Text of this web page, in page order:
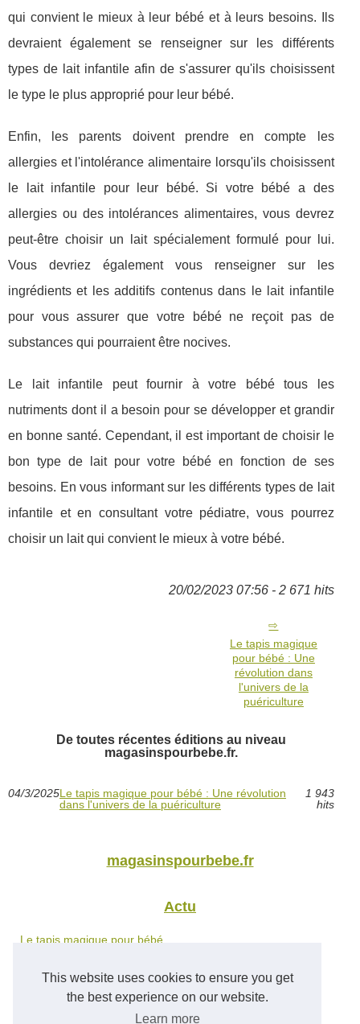
This website uses cookies to ensure you get
the best experience on our website.
Learn more
qui convient le mieux à leur bébé et à leurs besoins. Ils
devraient également se renseigner sur les différents
types de lait infantile afin de s'assurer qu'ils choisissent
le type le plus approprié pour leur bébé.
Enfin, les parents doivent prendre en compte les
allergies et l'intolérance alimentaire lorsqu'ils choisissent
le lait infantile pour leur bébé. Si votre bébé a des
allergies ou des intolérances alimentaires, vous devrez
peut-être choisir un lait spécialement formulé pour lui.
Vous devriez également vous renseigner sur les
ingrédients et les additifs contenus dans le lait infantile
pour vous assurer que votre bébé ne reçoit pas de
substances qui pourraient être nocives.
Le lait infantile peut fournir à votre bébé tous les
nutriments dont il a besoin pour se développer et grandir
en bonne santé. Cependant, il est important de choisir le
bon type de lait pour votre bébé en fonction de ses
besoins. En vous informant sur les différents types de lait
infantile et en consultant votre pédiatre, vous pourrez
choisir un lait qui convient le mieux à votre bébé.
20/02/2023 07:56 - 2 671 hits
Le tapis magique
pour bébé : Une
révolution dans
l'univers de la
puériculture
De toutes récentes éditions au niveau
magasinspourbebe.fr.
04/3/2025Le tapis magique pour bébé : Une révolution
dans l'univers de la puériculture
1 943
hits
magasinspourbebe.fr
Actu
Le tapis magique pour bébé...
Le lait infantile: le...
Nutrition